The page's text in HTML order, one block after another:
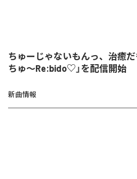
ちゅーじゃないもんっ、治癒
ちゅ〜Re:bido♡」を配信開始
新曲情報